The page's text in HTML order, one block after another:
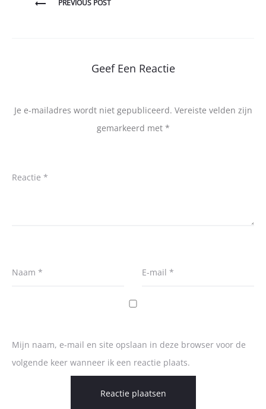
PREVIOUS POST
Geef Een Reactie
Je e-mailadres wordt niet gepubliceerd. Vereiste velden zijn
gemarkeerd met *
Reactie *
Naam * E-mail *
Mijn naam, e-mail en site opslaan in deze browser voor de
volgende keer wanneer ik een reactie plaats.